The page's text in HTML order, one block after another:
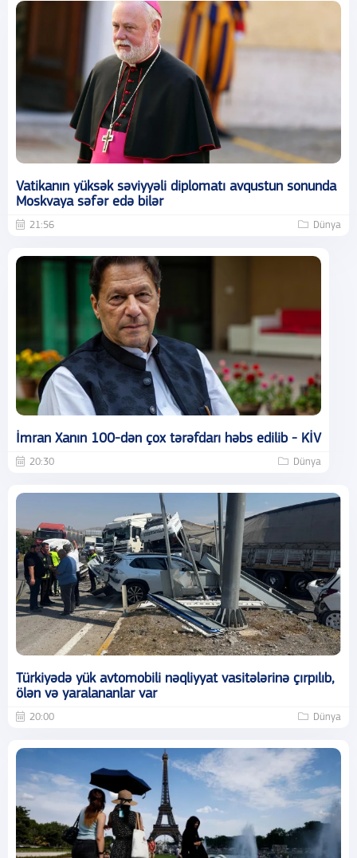
Vatikanın yüksək səviyyəli diplomatı avqustun sonunda
Moskvaya səfər edə bilər
21:56 Dünya
İmran Xanın 100-dən çox tərəfdarı həbs edilib - KİV
20:30 Dünya
Türkiyədə yük avtomobili nəqliyyat vasitələrinə çırpılıb,
ölən və yaralananlar var
20:00 Dünya